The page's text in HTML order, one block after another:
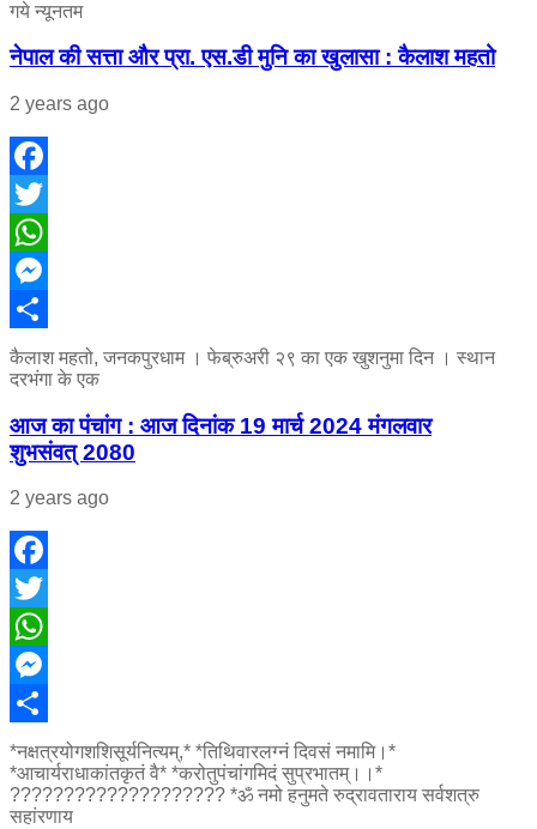
गये न्यूनतम
नेपाल की सत्ता और प्रा. एस.डी मुनि का खुलासा : कैलाश महतो
2 years ago
Facebook
Twitter
WhatsApp
Messenger
Share
कैलाश महतो, जनकपुरधाम । फेब्रुअरी २९ का एक खुशनुमा दिन । स्थान
दरभंगा के एक
आज का पंचांग : आज दिनांक 19 मार्च 2024 मंगलवार
शुभसंवत् 2080
2 years ago
Facebook
Twitter
WhatsApp
Messenger
Share
*नक्षत्रयोगशशिसूर्यनित्यम्,* *तिथिवारलग्नं दिवसं नमामि।*
*आचार्यराधाकांतकृतं वै* *करोतुपंचांगमिदं सुप्रभातम्।।*
???????????????????? *ॐ नमो हनुमते रुद्रावताराय सर्वशत्रु
सहांरणाय